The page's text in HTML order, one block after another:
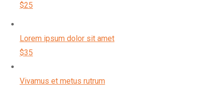
$25
Lorem ipsum dolor sit amet
$35
Vivamus et metus rutrum